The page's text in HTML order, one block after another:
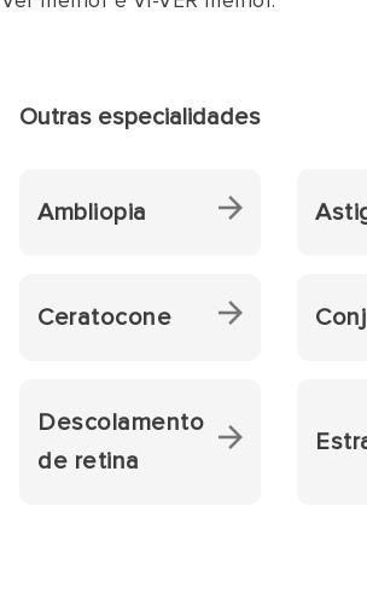
Outras especialidades
Ambliopia
Ceratocone
Descolamento
de retina